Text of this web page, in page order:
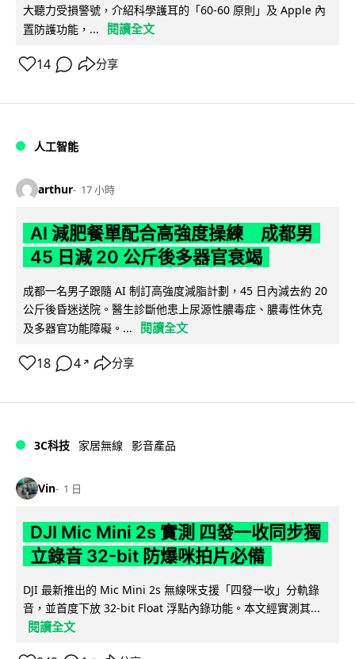
大聽力受損警號，介紹科學護耳的「60-60 原則」及 Apple 內
置防護功能，...
閱讀全文
14 分享
人工智能
arthur 17 小時
AI 減肥餐單配合高強度操練 成都男
45 日減 20 公斤後多器官衰竭
成都一名男子跟隨 AI 制訂高強度減脂計劃，45 日內減去約 20
公斤後昏迷送院。醫生診斷他患上尿源性膿毒症、膿毒性休克
及多器官功能障礙。...
閱讀全文
18 4 ↗ 分享
3C科技 家居無線 影音產品
Vin 1 日
DJI Mic Mini 2s 實測 四發一收同步獨
立錄音 32-bit 防爆咪拍片必備
DJI 最新推出的 Mic Mini 2s 無線咪支援「四發一收」分軌錄
音，並首度下放 32-bit Float 浮點內錄功能。本文經實測其...
閱讀全文